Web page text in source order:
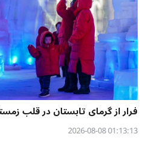
فرار از گرمای تابستان در قلب
01:13:13 2026-08-08